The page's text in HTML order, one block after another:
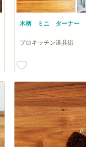
木柄 ミニ ターナー
プロキッチン道具街